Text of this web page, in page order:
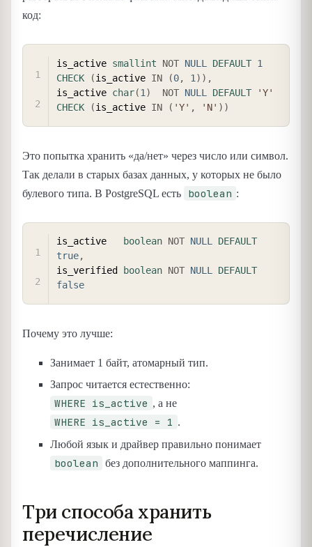
код:
is_active smallint NOT NULL DEFAULT 1
CHECK
(is_active IN (0, 1 ) ) ,
is_active char(1 ) NOT NULL DEFAULT
'Y'
CHECK
(is_active IN ( 'Y' , 'N' ) )
Это попытка хранить «да/нет» через число или символ.
Так делали в старых базах данных, у которых не было
булевого типа. В PostgreSQL есть
boolean :
is_active boolean NOT NULL
DEFAULT
true,
is_verified
boolean NOT NULL
DEFAULT
false
Почему это лучше:
Занимает 1 байт, атомарный тип.
Запрос читается естественно:
WHERE is_active , а не
WHERE is_active = 1 .
Любой язык и драйвер правильно понимает
boolean без дополнительного маппинга.
Три способа хранить
перечисление